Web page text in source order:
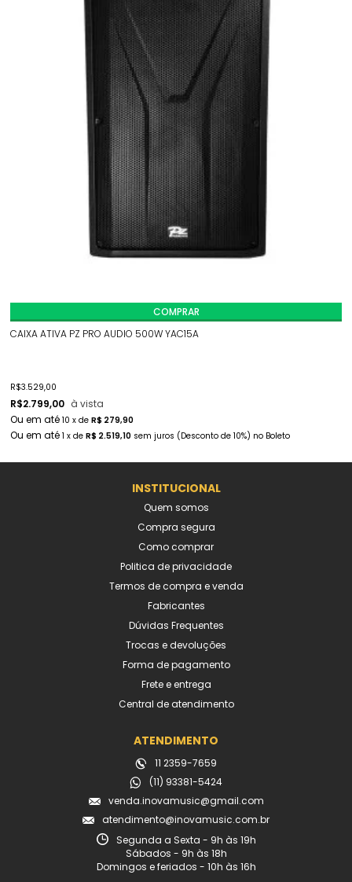
CAIXA ATIVA PZ PRO AUDIO 500W YAC15A
R$3.529,00
R$2.799,00 à vista
10 x de R$ 279,90
1 x de R$ 2.519,10 sem juros (Desconto de 10%) no Boleto
COMPRAR
INSTITUCIONAL
Quem somos
Compra segura
Como comprar
Politica de privacidade
Termos de compra e venda
Fabricantes
Dúvidas Frequentes
Trocas e devoluções
Forma de pagamento
Frete e entrega
Central de atendimento
ATENDIMENTO
11 2359-7659
(11) 93381-5424
venda.inovamusic@gmail.com
atendimento@inovamusic.com.br
Segunda a Sexta - 9h às 19h
Sábados - 9h às 18h
Domingos e feriados - 10h às 16h